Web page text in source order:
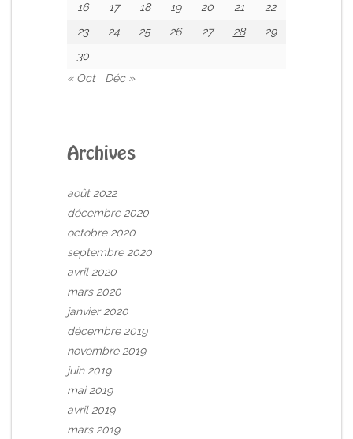
16
17 18 19 20 21
22
23
24 25 26 27 28
29
30
« Oct
Déc »
Archives
août 2022
décembre 2020
octobre 2020
septembre 2020
avril 2020
mars 2020
janvier 2020
décembre 2019
novembre 2019
juin 2019
mai 2019
avril 2019
mars 2019